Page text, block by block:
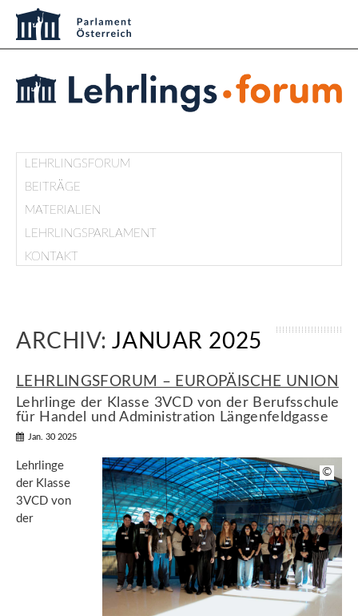
LEHRLINGSFORUM
BEITRÄGE
MATERIALIEN
LEHRLINGSPARLAMENT
KONTAKT
ARCHIV:JANUAR 2025
LEHRLINGSFORUM – EUROPÄISCHE UNION
Lehrlinge der Klasse 3VCD von der Berufsschule
für Handel und Administration Längenfeldgasse
Jan. 30 2025
Lehrlinge
der Klasse
3VCD von
der
©